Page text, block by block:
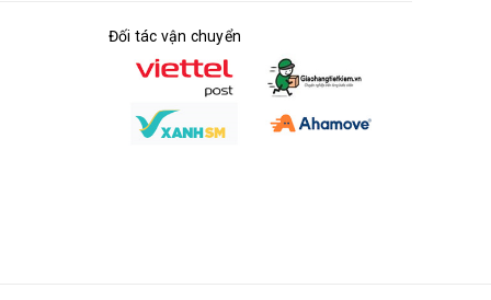
Đối tác vận chuyển